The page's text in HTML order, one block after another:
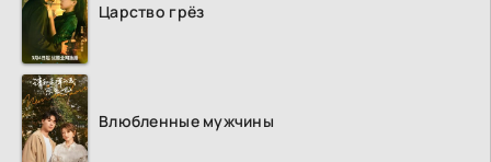
Царство грёз
Влюбленные мужчины